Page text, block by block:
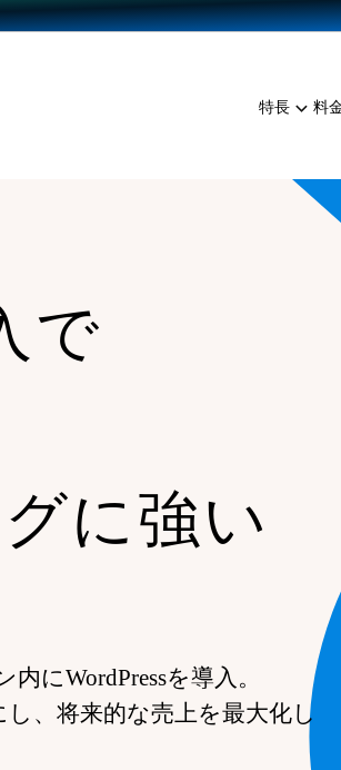
特長 料
携
雑貨販売
料金シミュレ
コミュニティ
YouTubeチャン
で
に強い
にWordPressを導入。
、将来的な売上を最大化し